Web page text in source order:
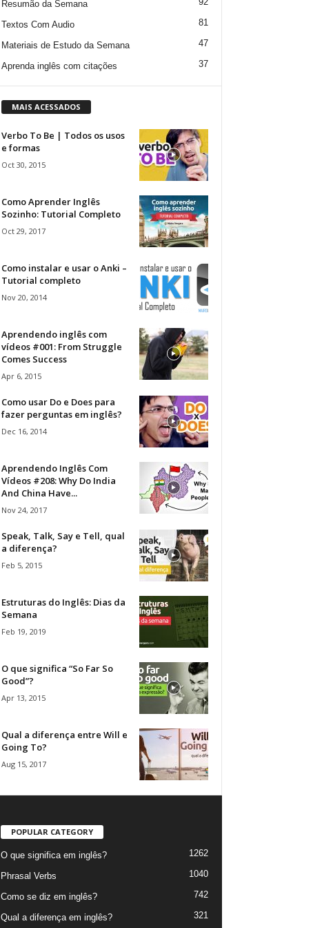
Resumão da Semana
Textos Com Audio 81
Materiais de Estudo da Semana 47
Aprenda inglês com citações 37
MAIS ACESSADOS
Verbo To Be | Todos os usos
e formas
Oct 30, 2015
Como Aprender Inglês
Sozinho: Tutorial Completo
Oct 29, 2017
Como instalar e usar o Anki –
Tutorial completo
Nov 20, 2014
Aprendendo inglês com
vídeos #001: From Struggle
Comes Success
Apr 6, 2015
Como usar Do e Does para
fazer perguntas em inglês?
Dec 16, 2014
Aprendendo Inglês Com
Vídeos #208: Why Do India
And China Have...
Nov 24, 2017
Speak, Talk, Say e Tell, qual
a diferença?
Feb 5, 2015
Estruturas do Inglês: Dias da
Semana
Feb 19, 2019
O que significa “So Far So
Good”?
Apr 13, 2015
Qual a diferença entre Will e
Going To?
Aug 15, 2017
POPULAR CATEGORY
O que significa em inglês? 1262
Phrasal Verbs 1040
Como se diz em inglês? 742
Qual a diferença em inglês? 321